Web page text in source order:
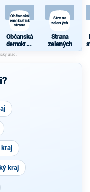
Občanská
demokratická
strana
Občanská
demokrati
cká strana
Strana
zelených
Strana
zelených
kraj
kraj